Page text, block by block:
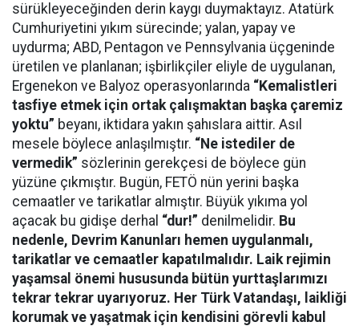
sürükleyeceğinden derin kaygı duymaktayız. Atatürk
Cumhuriyetini yıkım sürecinde; yalan, yapay ve
uydurma; ABD, Pentagon ve Pennsylvania üçgeninde
üretilen ve planlanan; işbirlikçiler eliyle de uygulanan,
Ergenekon ve Balyoz operasyonlarında “Kemalistleri
tasfiye etmek için ortak çalışmaktan başka çaremiz
yoktu” beyanı, iktidara yakın şahıslara aittir. Asıl
mesele böylece anlaşılmıştır. “Ne istediler de
vermedik” sözlerinin gerekçesi de böylece gün
yüzüne çıkmıştır. Bugün, FETÖ nün yerini başka
cemaatler ve tarikatlar almıştır. Büyük yıkıma yol
açacak bu gidişe derhal “dur!” denilmelidir. Bu
nedenle, Devrim Kanunları hemen uygulanmalı,
tarikatlar ve cemaatler kapatılmalıdır. Laik rejimin
yaşamsal önemi hususunda bütün yurttaşlarımızı
tekrar tekrar uyarıyoruz. Her Türk Vatandaşı, laikliği
korumak ve yaşatmak için kendisini görevli kabul